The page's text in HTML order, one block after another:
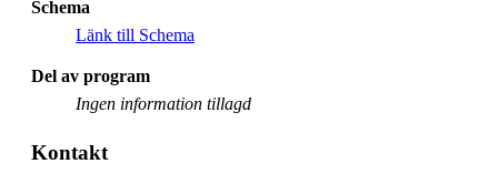
Schema
Länk till Schema
Del av program
Ingen information tillagd
Kontakt